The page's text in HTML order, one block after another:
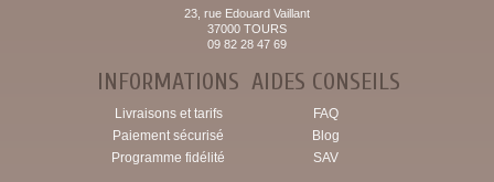
23, rue Edouard Vaillant
37000 TOURS
09 82 28 47 69
INFORMATIONS
Livraisons et tarifs
Paiement sécurisé
Programme fidélité
AIDES CONSEILS
FAQ
Blog
SAV